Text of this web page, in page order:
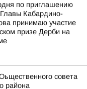
по приглашению
Главы Кабардино-
принимаю участие
призе Дерби на
совета
района